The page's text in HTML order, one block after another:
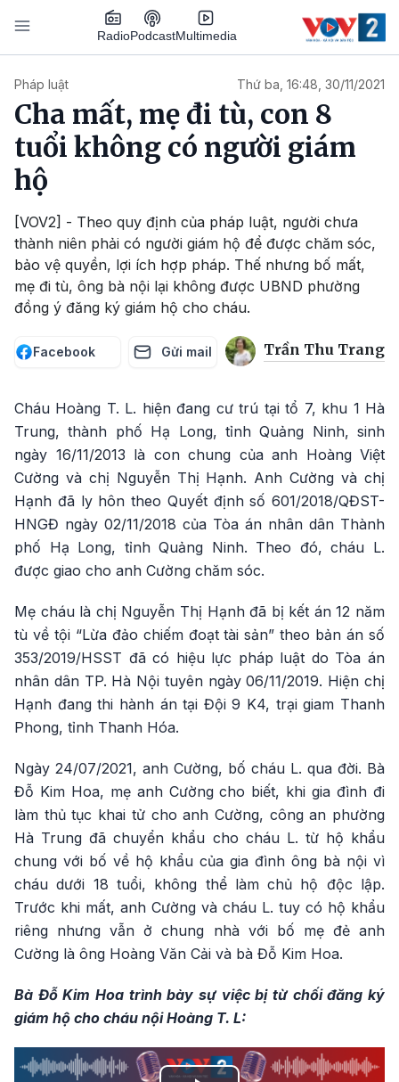
Nhảy đến nội dung
RadioPodcastMultimedia
Pháp luật Thứ ba, 16:48, 30/11/2021
Cha mất, mẹ đi tù, con 8
tuổi không có người giám
hộ
[VOV2] - Theo quy định của pháp luật, người chưa
thành niên phải có người giám hộ để được chăm sóc,
bảo vệ quyền, lợi ích hợp pháp. Thế nhưng bố mất,
mẹ đi tù, ông bà nội lại không được UBND phường
đồng ý đăng ký giám hộ cho cháu.
Facebook Gửi mail Trần Thu Trang
Cháu Hoàng T. L. hiện đang cư trú tại tổ 7, khu 1 Hà
Trung, thành phố Hạ Long, tỉnh Quảng Ninh, sinh
ngày 16/11/2013 là con chung của anh Hoàng Việt
Cường và chị Nguyễn Thị Hạnh. Anh Cường và chị
Hạnh đã ly hôn theo Quyết định số 601/2018/QĐST-
HNGĐ ngày 02/11/2018 của Tòa án nhân dân Thành
phố Hạ Long, tỉnh Quảng Ninh. Theo đó, cháu L.
được giao cho anh Cường chăm sóc.
Mẹ cháu là chị Nguyễn Thị Hạnh đã bị kết án 12 năm
tù về tội “Lừa đảo chiếm đoạt tài sản” theo bản án số
353/2019/HSST đã có hiệu lực pháp luật do Tòa án
nhân dân TP. Hà Nội tuyên ngày 06/11/2019. Hiện chị
Hạnh đang thi hành án tại Đội 9 K4, trại giam Thanh
Phong, tỉnh Thanh Hóa.
Ngày 24/07/2021, anh Cường, bố cháu L. qua đời. Bà
Đỗ Kim Hoa, mẹ anh Cường cho biết, khi gia đình đi
làm thủ tục khai tử cho anh Cường, công an phường
Hà Trung đã chuyển khẩu cho cháu L. từ hộ khẩu
chung với bố về hộ khẩu của gia đình ông bà nội vì
cháu dưới 18 tuổi, không thể làm chủ hộ độc lập.
Trước khi mất, anh Cường và cháu L. tuy có hộ khẩu
riêng nhưng vẫn ở chung nhà với bố mẹ đẻ anh
Cường là ông Hoàng Văn Cải và bà Đỗ Kim Hoa.
Bà Đỗ Kim Hoa trình bày sự việc bị từ chối đăng ký
giám hộ cho cháu nội Hoàng T. L: